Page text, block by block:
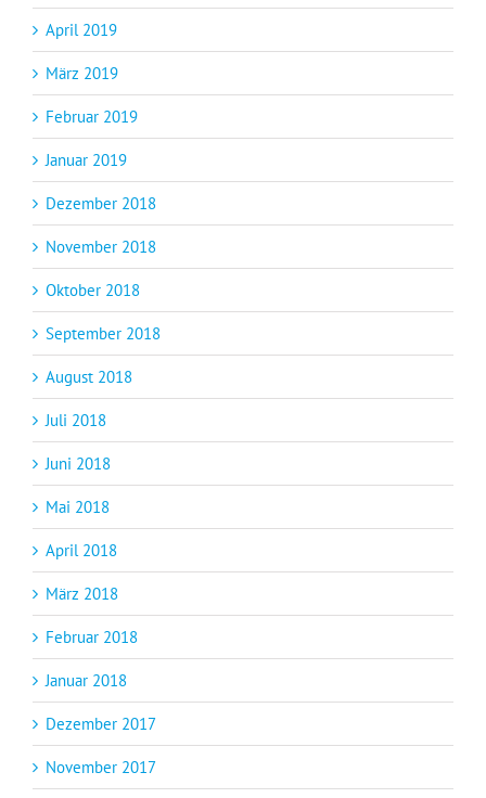
April 2019
März 2019
Februar 2019
Januar 2019
Dezember 2018
November 2018
Oktober 2018
September 2018
August 2018
Juli 2018
Juni 2018
Mai 2018
April 2018
März 2018
Februar 2018
Januar 2018
Dezember 2017
November 2017